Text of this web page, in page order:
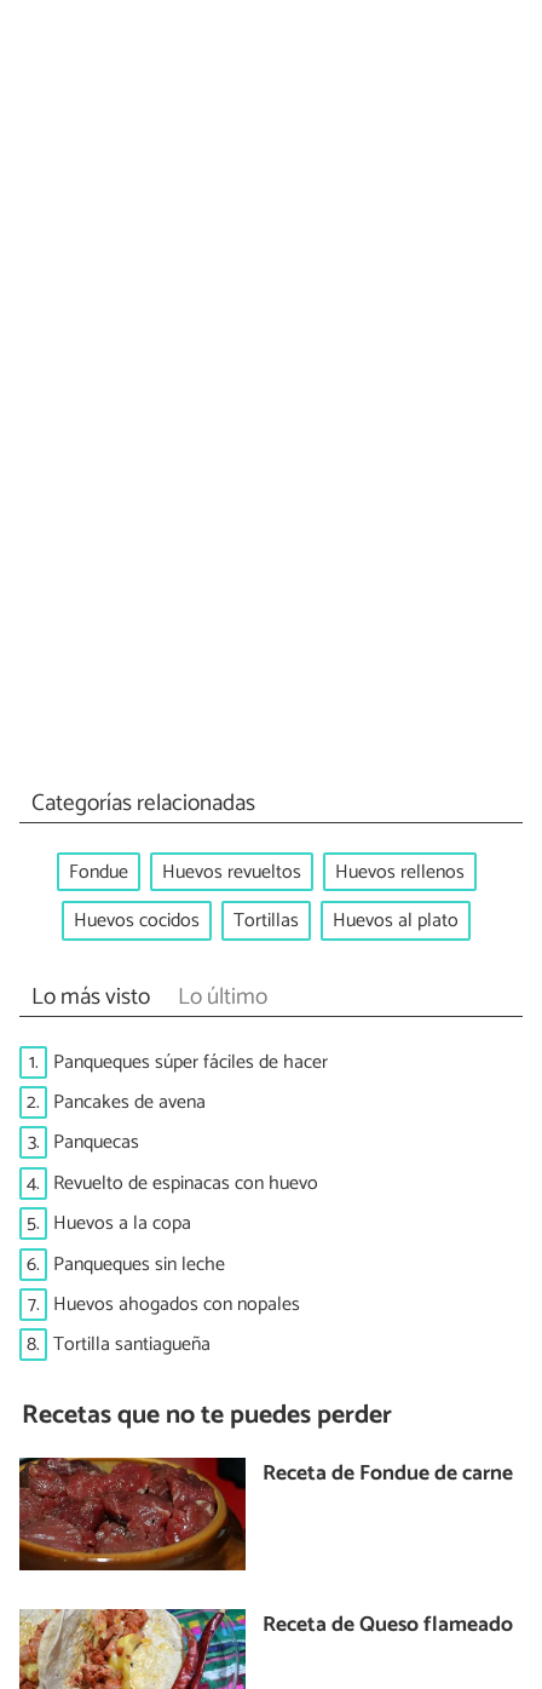
Categorías relacionadas
Fondue Huevos revueltos
Huevos rellenos
Huevos cocidos
Tortillas Huevos al plato
Lo más visto Lo último
1. Panqueques súper fáciles de hacer
2. Pancakes de avena
3. Panquecas
4. Revuelto de espinacas con huevo
5. Huevos a la copa
6. Panqueques sin leche
7. Huevos ahogados con nopales
8. Tortilla santiagueña
Recetas que no te puedes perder
Receta de Fondue de carne
Receta de Queso flameado